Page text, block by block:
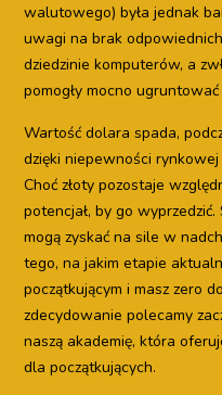
walutowego) była jednak
uwagi na brak
dziedzinie komputerów, a
pomogły mocno ugruntować
Wartość dolara spada,
dzięki niepewności
Choć złoty pozostaje
potencjał, by go
mogą zyskać na sile w
tego, na jakim etapie
początkującym i masz zero
zdecydowanie polecamy
naszą akademię, która
dla początkujących.